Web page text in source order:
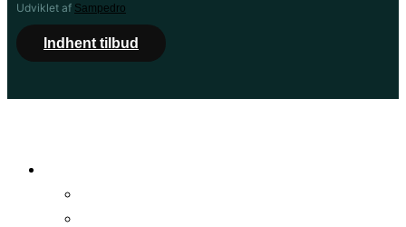
Udviklet af Sampedro
Indhent tilbud